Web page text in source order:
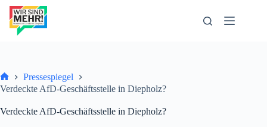
Zum
Inhalt
springen
Start
Pressespiegel
Verdeckte AfD-Geschäftsstelle in Diepholz?
Verdeckte AfD-Geschäftsstelle in Diepholz?